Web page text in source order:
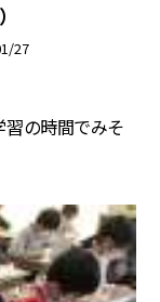
27
習の時間でみそ